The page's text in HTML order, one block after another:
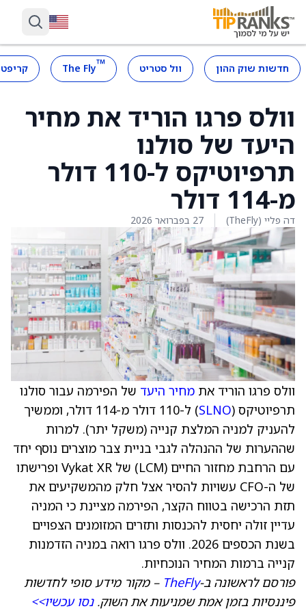
חדשות שוק ההון וול סטריט ™
The Fly
וולס פרגו הוריד את מחיר
היעד של סולנו
תרפיוטיקס ל-110 דולר
מ-114 דולר
דה פליי (TheFly) 27 בפברואר 2026
וולס פרגו הוריד את מחיר היעד של הפירמה עבור סולנו
תרפיוטיקס (SLNO
) ל-110 דולר מ-114 דולר, וממשיך
להעניק למניה המלצת קנייה (משקל יתר). למרות
שההערות של ההנהלה לגבי בניית צבר מוצרים נוסף יחד
עם הרחבת מחזור החיים (LCM) של Vykat XR ופרישתו
של ה-CFO עשויות להסיר אצל חלק מהמשקיעים את
תזת הרכישה בטווח הקצר, הפירמה מציינת כי המניה
עדיין זולה יחסית להכנסות ותזרים המזומנים הצפויים
בשנת הכספים 2026. וולס פרגו רואה במניה הזדמנות
קנייה ברמות המחיר הנוכחיות.
פורסם לראשונה ב-TheFly – מקור מידע סופי לחדשות
פיננסיות בזמן אמת שמניעות את השוק.נסו עכשיו>>